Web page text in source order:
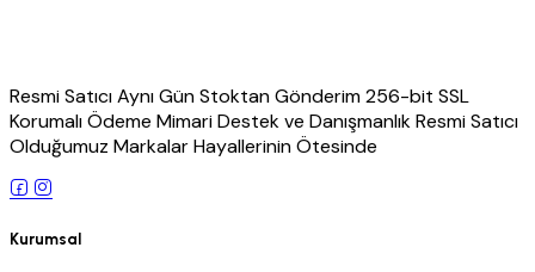
Resmi Satıcı Aynı Gün Stoktan Gönderim 256-bit SSL
Korumalı Ödeme Mimari Destek ve Danışmanlık Resmi Satıcı
Olduğumuz Markalar Hayallerinin Ötesinde
Kurumsal